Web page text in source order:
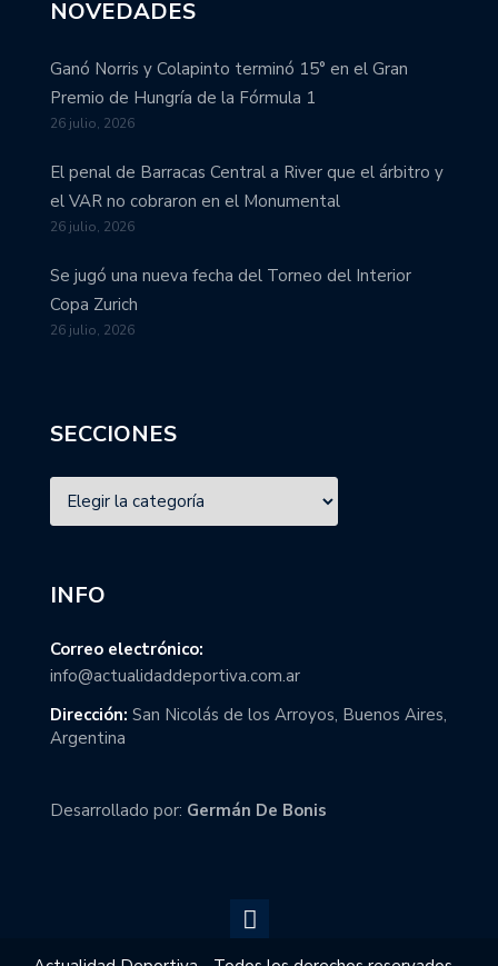
NOVEDADES
Ganó Norris y Colapinto terminó 15° en el Gran
Premio de Hungría de la Fórmula 1
26 julio, 2026
El penal de Barracas Central a River que el árbitro y
el VAR no cobraron en el Monumental
26 julio, 2026
Se jugó una nueva fecha del Torneo del Interior
Copa Zurich
26 julio, 2026
SECCIONES
INFO
Correo electrónico:
info@actualidaddeportiva.com.ar
Dirección: San Nicolás de los Arroyos, Buenos Aires,
Argentina
Desarrollado por: Germán De Bonis